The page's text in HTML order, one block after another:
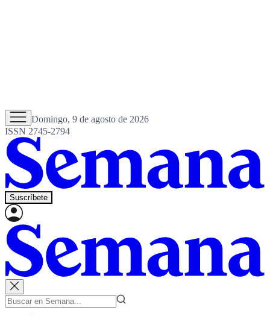
Domingo, 9 de agosto de 2026
ISSN 2745-2794
Suscríbete